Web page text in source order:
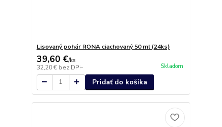
Lisovaný pohár RONA ciachovaný 50 ml (24ks)
39,60 €/ks
32,20 € bez DPH Skladom
Pridať do košíka